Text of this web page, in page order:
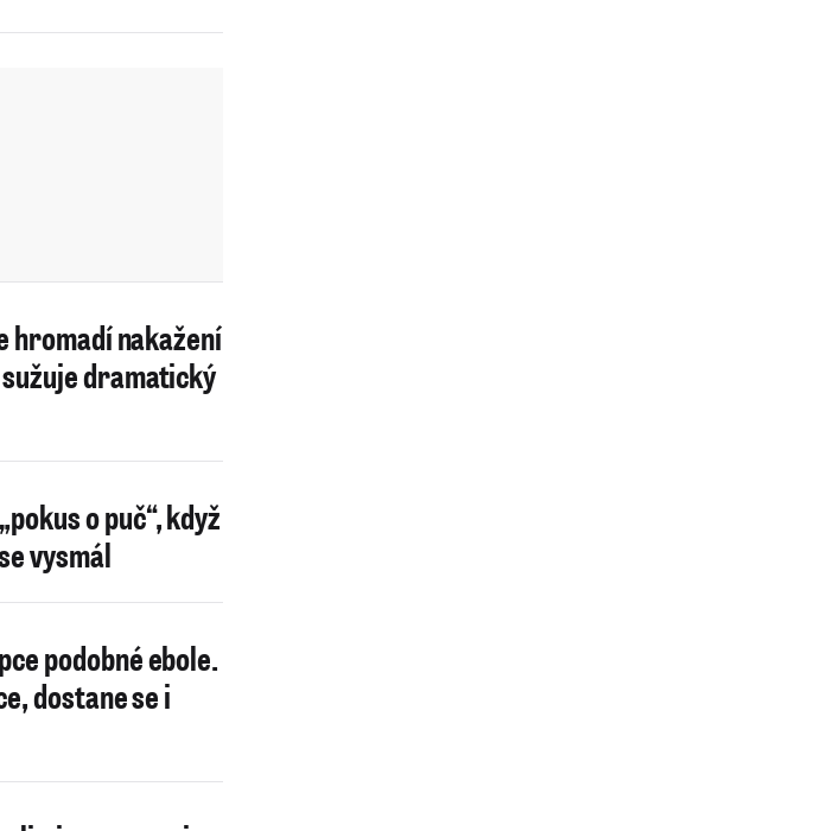
hromadí nakažení
dramatický
o puč“, když
vysmál
podobné ebole.
dostane se i